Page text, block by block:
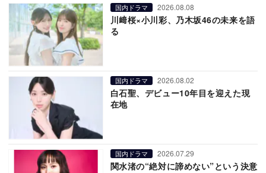
国内ドラマ 2026.08.08
川﨑桜×小川彩、乃木坂46の未来を語
る
国内ドラマ 2026.08.02
白石聖、デビュー10年目を迎えた現
在地
国内ドラマ 2026.07.29
関水渚の“絶対に諦めない”という決意